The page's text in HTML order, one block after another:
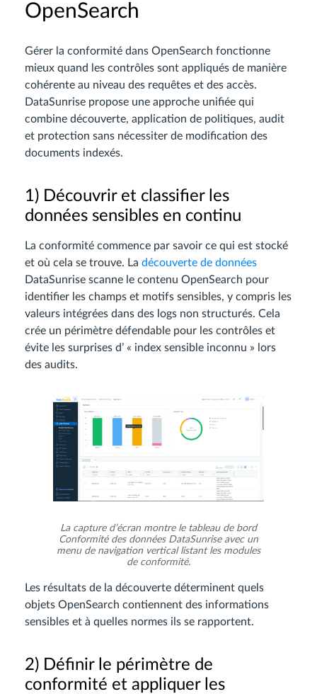
OpenSearch
Gérer la conformité dans OpenSearch fonctionne
mieux quand les contrôles sont appliqués de manière
cohérente au niveau des requêtes et des accès.
DataSunrise propose une approche unifiée qui
combine découverte, application de politiques, audit
et protection sans nécessiter de modification des
documents indexés.
1) Découvrir et classifier les
données sensibles en continu
La conformité commence par savoir ce qui est stocké
et où cela se trouve. La découverte de données
DataSunrise scanne le contenu OpenSearch pour
identifier les champs et motifs sensibles, y compris les
valeurs intégrées dans des logs non structurés. Cela
crée un périmètre défendable pour les contrôles et
évite les surprises d’ « index sensible inconnu » lors
des audits.
La capture d’écran montre le tableau de bord
Conformité des données DataSunrise avec un
menu de navigation vertical listant les modules
de conformité.
Les résultats de la découverte déterminent quels
objets OpenSearch contiennent des informations
sensibles et à quelles normes ils se rapportent.
2) Définir le périmètre de
conformité et appliquer les